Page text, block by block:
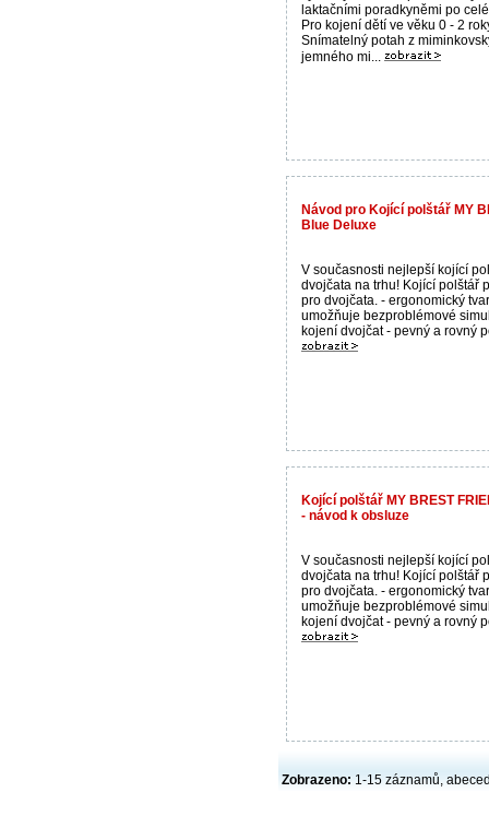
laktačními poradkyněmi po
Pro kojení dětí ve věku 0 - 2
Snímatelný potah z
jemného mi...
Návod pro Kojící polštář MY
Blue Deluxe
V současnosti nejlepší kojící
dvojčata na trhu! Kojící polštář
pro dvojčata. - ergonomický tvar
umožňuje bezproblémové
kojení dvojčat - pevný a rovný
Kojící polštář MY BREST
- návod k obsluze
V současnosti nejlepší kojící
dvojčata na trhu! Kojící polštář
pro dvojčata. - ergonomický tvar
umožňuje bezproblémové
kojení dvojčat - pevný a rovný
Zobrazeno: 1-15 záznamů,